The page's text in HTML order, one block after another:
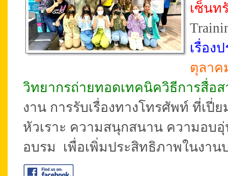
เซ็นท
เรื่อง
ตุลาค
วิทยากรถ่ายทอดเทคนิควิธีการสื่อ
งาน การรับเรื่องทางโทรศัพท์ ที่เปี่
หัวเราะ ความสนุกสนาน ความอบ
อบรม เพื่อเพิ่มประสิทธิภาพในงาน